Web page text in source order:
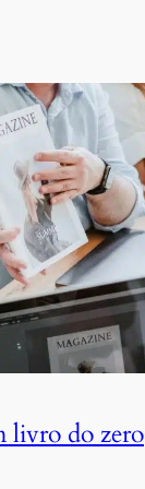
livro do zero